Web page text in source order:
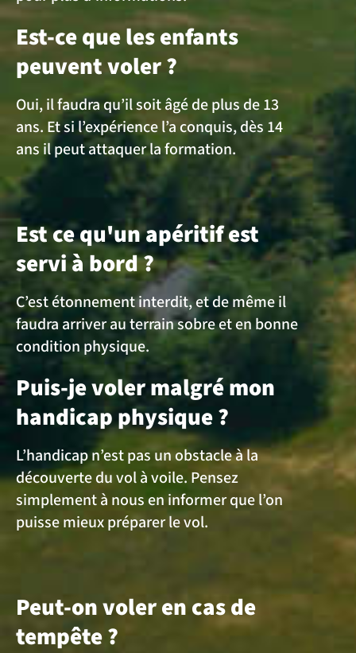
Est-ce que les enfants
peuvent voler ?
Oui, il faudra qu’il soit âgé de plus de 13
ans. Et si l’expérience l’a conquis, dès 14
ans il peut attaquer la formation.
Est ce qu'un apéritif est
servi à bord ?
C’est étonnement interdit, et de même il
faudra arriver au terrain sobre et en bonne
condition physique.
Puis-je voler malgré mon
handicap physique ?
L’handicap n’est pas un obstacle à la
découverte du vol à voile. Pensez
simplement à nous en informer que l’on
puisse mieux préparer le vol.
Peut-on voler en cas de
tempête ?